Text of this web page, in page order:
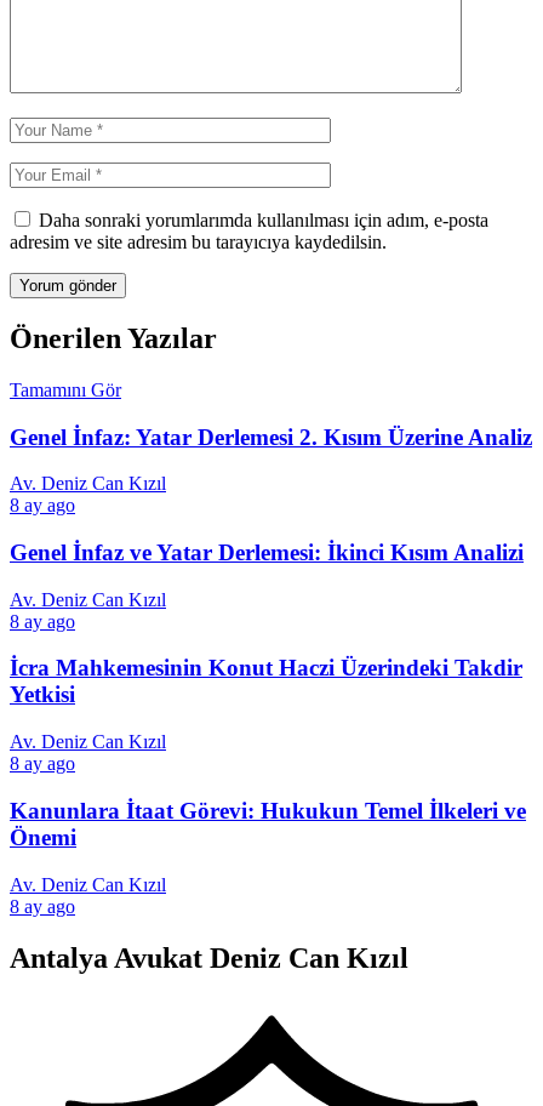
Daha sonraki yorumlarımda kullanılması için adım, e-posta
adresim ve site adresim bu tarayıcıya kaydedilsin.
Önerilen Yazılar
Tamamını Gör
Genel İnfaz: Yatar Derlemesi 2. Kısım Üzerine Analiz
Av. Deniz Can Kızıl
8 ay ago
Genel İnfaz ve Yatar Derlemesi: İkinci Kısım Analizi
Av. Deniz Can Kızıl
8 ay ago
İcra Mahkemesinin Konut Haczi Üzerindeki Takdir
Yetkisi
Av. Deniz Can Kızıl
8 ay ago
Kanunlara İtaat Görevi: Hukukun Temel İlkeleri ve
Önemi
Av. Deniz Can Kızıl
8 ay ago
Antalya Avukat Deniz Can Kızıl